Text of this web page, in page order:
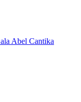
Abel Cantika